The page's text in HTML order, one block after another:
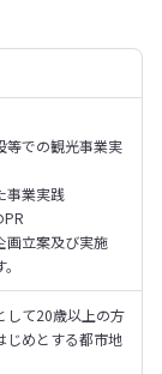
等での観光事業実
事業実践
PR
画立案及び実施
して20歳以上の方
じめとする都市地